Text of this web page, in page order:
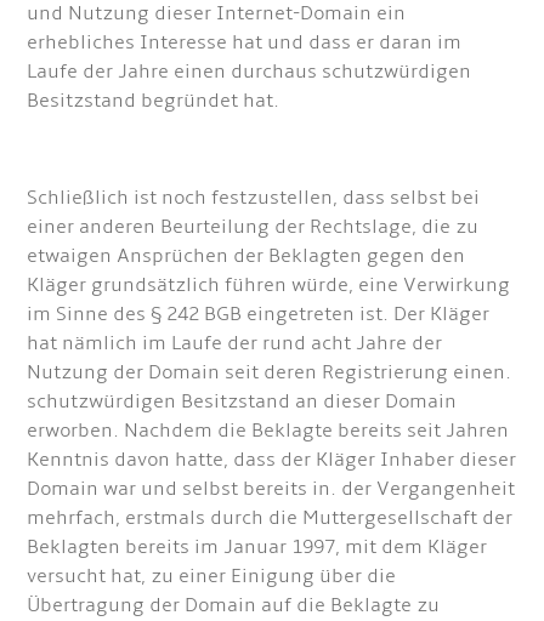
und Nutzung dieser Internet-Domain ein
erhebliches Interesse hat und dass er daran im
Laufe der Jahre einen durchaus schutzwürdigen
Besitzstand begründet hat.
Schließlich ist noch festzustellen, dass selbst bei
einer anderen Beurteilung der Rechtslage, die zu
etwaigen Ansprüchen der Beklagten gegen den
Kläger grundsätzlich führen würde, eine Verwirkung
im Sinne des § 242 BGB eingetreten ist. Der Kläger
hat nämlich im Laufe der rund acht Jahre der
Nutzung der Domain seit deren Registrierung einen.
schutzwürdigen Besitzstand an dieser Domain
erworben. Nachdem die Beklagte bereits seit Jahren
Kenntnis davon hatte, dass der Kläger Inhaber dieser
Domain war und selbst bereits in. der Vergangenheit
mehrfach, erstmals durch die Muttergesellschaft der
Beklagten bereits im Januar 1997, mit dem Kläger
versucht hat, zu einer Einigung über die
Übertragung der Domain auf die Beklagte zu